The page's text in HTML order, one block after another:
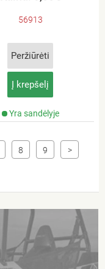
56913
Peržiūrėti
Į krepšelį
Yra sandėlyje
8 9
>